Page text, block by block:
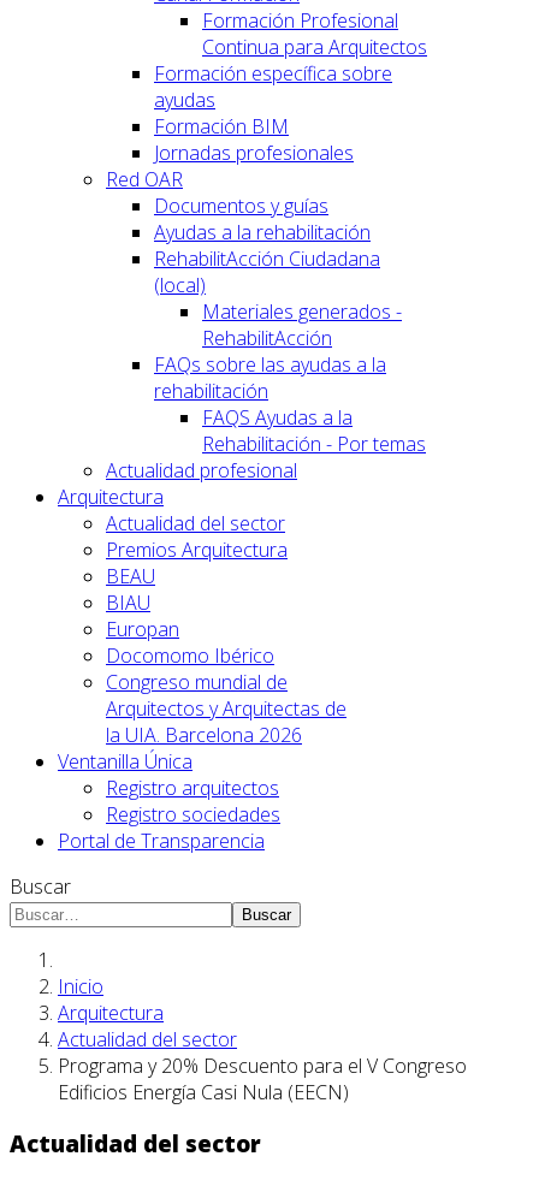
Formación Profesional
Continua para Arquitectos
Formación específica sobre
ayudas
Formación BIM
Jornadas profesionales
Red OAR
Documentos y guías
Ayudas a la rehabilitación
RehabilitAcción Ciudadana
(local)
Materiales generados -
RehabilitAcción
FAQs sobre las ayudas a la
rehabilitación
FAQS Ayudas a la
Rehabilitación - Por temas
Actualidad profesional
Arquitectura
Actualidad del sector
Premios Arquitectura
BEAU
BIAU
Europan
Docomomo Ibérico
Congreso mundial de
Arquitectos y Arquitectas de
la UIA. Barcelona 2026
Ventanilla Única
Registro arquitectos
Registro sociedades
Portal de Transparencia
Buscar
Buscar
Inicio
Arquitectura
Actualidad del sector
Programa y 20% Descuento para el V Congreso
Edificios Energía Casi Nula (EECN)
Actualidad del sector